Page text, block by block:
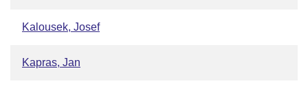
Kalousek, Josef
Kapras, Jan